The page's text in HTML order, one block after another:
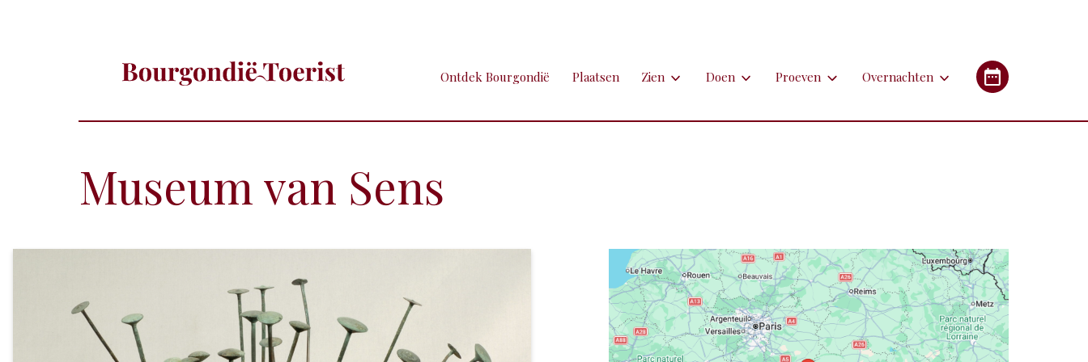
Ontdek Bourgondië Plaatsen Zien
Hospitaals en apotheken
Kastelen en gebouwen
Kunst
Markten
Doen
Nederlandstalige rondleiding of excursie
Spoorfiets of (weg)treintje nemen
Toeren met de auto
Uitstapjes met dieren
Proeven
Restaurants
Streekgerechten
Streekproducten
Wijnen
Overnachten
Gîtes (vakantiehuizen)
Museum van Sens